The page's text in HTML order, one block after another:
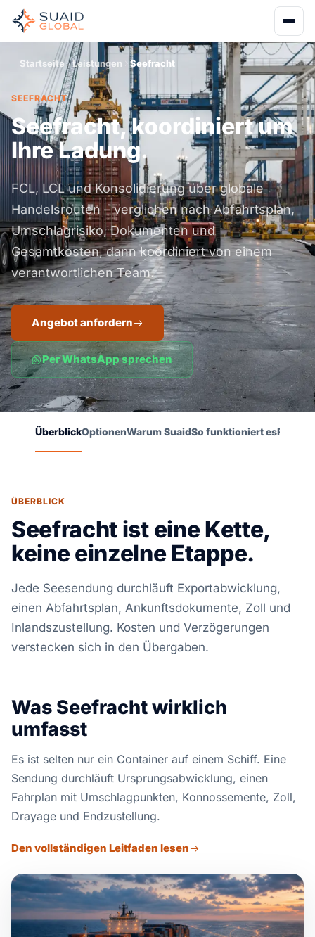
Startseite Leistungen Seefracht
SEEFRACHT
Seefracht, koordiniert um
Ihre Ladung.
FCL, LCL und Konsolidierung über globale
Handelsrouten – verglichen nach Abfahrtsplan,
Umschlagrisiko, Dokumenten und
Gesamtkosten, dann koordiniert von einem
verantwortlichen Team.
Angebot anfordern
Per WhatsApp sprechen
ÜberblickOptionenWarum SuaidSo funktioniert esFAQ
ÜBERBLICK
Seefracht ist eine Kette,
keine einzelne Etappe.
Jede Seesendung durchläuft Exportabwicklung,
einen Abfahrtsplan, Ankunftsdokumente, Zoll und
Inlandszustellung. Kosten und Verzögerungen
verstecken sich in den Übergaben.
Was Seefracht wirklich
umfasst
Es ist selten nur ein Container auf einem Schiff. Eine
Sendung durchläuft Ursprungsabwicklung, einen
Fahrplan mit Umschlagpunkten, Konnossemente, Zoll,
Drayage und Endzustellung.
Den vollständigen Leitfaden lesen